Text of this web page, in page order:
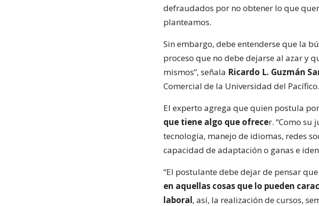
defraudados por no obtener lo que
planteamos.
Sin embargo, debe entenderse que la
proceso que no debe dejarse al azar y
mismos”, señala Ricardo L. Guzmán
Comercial de la Universidad del Pacífico.
El experto agrega que quien postula
que tiene algo que ofrecer. “Como su
tecnología, manejo de idiomas, redes
capacidad de adaptación o ganas e
“El postulante debe dejar de pensar
en aquellas cosas que lo pueden
laboral, así, la realización de cursos,